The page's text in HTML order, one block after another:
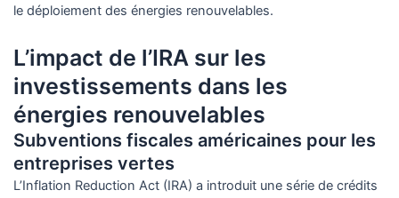
le déploiement des énergies renouvelables.
L’impact de l’IRA sur les
investissements dans les
énergies renouvelables
Subventions fiscales américaines pour les
entreprises vertes
L’Inflation Reduction Act (IRA) a introduit une série de crédits